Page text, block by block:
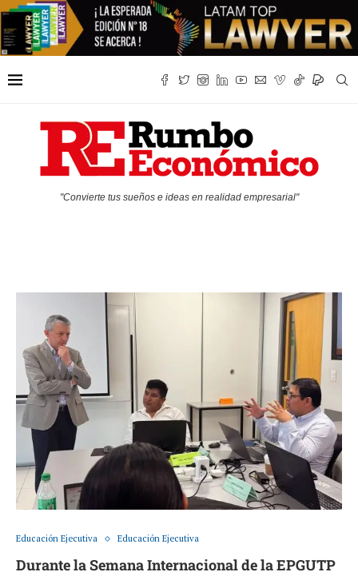
"Convierte tus sueños e ideas en realidad empresarial"
Educación Ejecutiva Educación Ejecutiva
Durante la Semana Internacional de la EPGUTP